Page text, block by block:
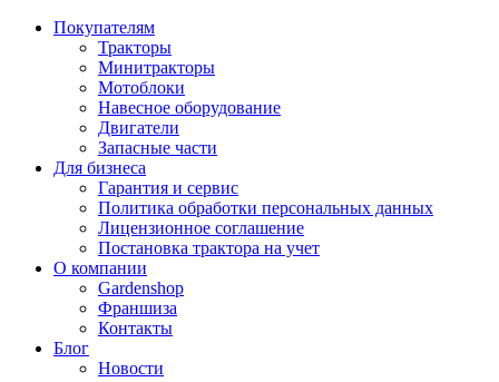
Покупателям
Тракторы
Минитракторы
Мотоблоки
Навесное оборудование
Двигатели
Запасные части
Для бизнеса
Гарантия и сервис
Политика обработки персональных данных
Лицензионное соглашение
Постановка трактора на учет
О компании
Gardenshop
Франшиза
Контакты
Блог
Новости